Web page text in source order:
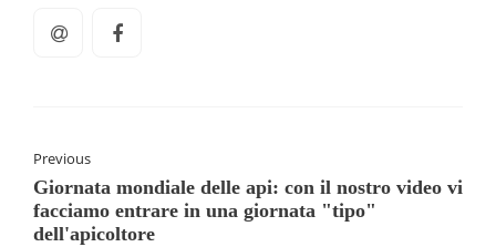
Previous
Giornata mondiale delle api: con il nostro video vi
facciamo entrare in una giornata "tipo"
dell'apicoltore